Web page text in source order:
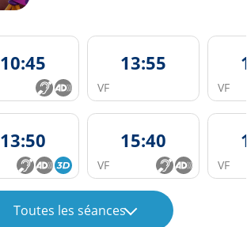
10:45 13:55
VF VF
13:50 15:40
VF VF
Toutes les séances